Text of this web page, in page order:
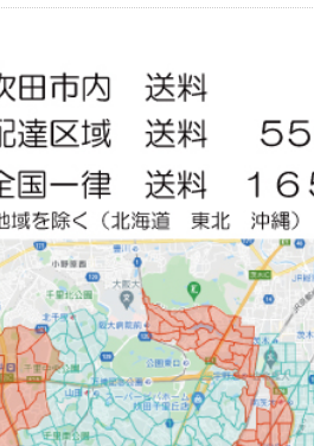
お買い物を続ける カートへ進む